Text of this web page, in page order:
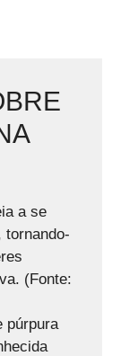
a se
(Fonte:
púrpura